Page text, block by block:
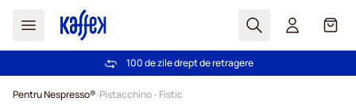
Cautare Coș
Livrare gratuită la comenzi de peste 249,00 Lei
100 de zile drept de retragere
Pentru Nespresso® Pistacchino - Fistic